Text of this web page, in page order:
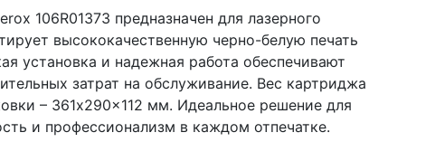
106R01373 предназначен для лазерного
высококачественную черно-белую печать
установка и надежная работа обеспечивают
затрат на обслуживание. Вес картриджа
– 361x290x112 мм. Идеальное решение для
и профессионализм в каждом отпечатке.